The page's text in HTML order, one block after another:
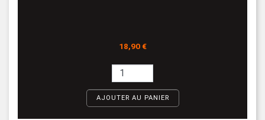
Prix
18,90 €
AJOUTER AU PANIER